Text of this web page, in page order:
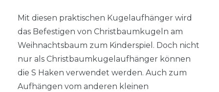
Mit diesen praktischen Kugelaufhänger wird
das Befestigen von Christbaumkugeln am
Weihnachtsbaum zum Kinderspiel. Doch nicht
nur als Christbaumkugelaufhänger können
die S Haken verwendet werden. Auch zum
Aufhängen vom anderen kleinen